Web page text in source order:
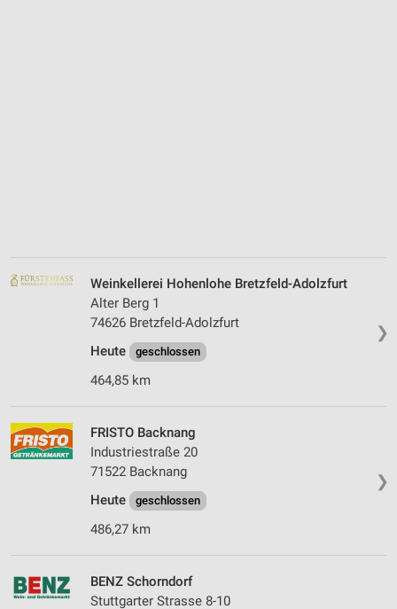
❯
Weinkellerei Hohenlohe Bretzfeld-Adolzfurt
Alter Berg 1
74626 Bretzfeld-Adolzfurt
Heute
geschlossen
464,85 km
❯
FRISTO Backnang
Industriestraße 20
71522 Backnang
Heute
geschlossen
486,27 km
BENZ Schorndorf
Stuttgarter Strasse 8-10